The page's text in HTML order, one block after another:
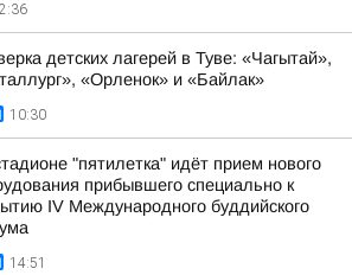
детских лагерей в Туве: «Чагытай»,
«Орленок» и «Байлак»
10:30
"пятилетка" идёт прием нового
прибывшего специально к
IV Международного буддийского
14:51